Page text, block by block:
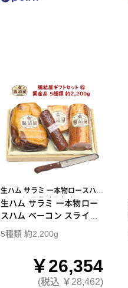
生ハム サラミ 一本物ロースハム
ベーコン スライスナイフ
生ハム サラミ 一本物ロー
スハム ベーコン スライス
ナイフ 腸詰屋 ギフトセッ
ト 15
5種類 約2,200g
￥26,354
(税込 ￥28,462)